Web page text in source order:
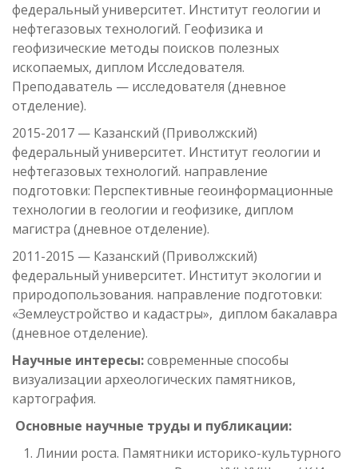
федеральный университет. Институт геологии и
нефтегазовых технологий. Геофизика и
геофизические методы поисков полезных
ископаемых, диплом Исследователя.
Преподаватель — исследователя (дневное
отделение).
2015-2017 — Казанский (Приволжский)
федеральный университет. Институт геологии и
нефтегазовых технологий. направление
подготовки: Перспективные геоинформационные
технологии в геологии и геофизике, диплом
магистра (дневное отделение).
2011-2015 — Казанский (Приволжский)
федеральный университет. Институт экологии и
природопользования. направление подготовки:
«Землеустройство и кадастры», диплом бакалавра
(дневное отделение).
Научные интересы:современные способы
визуализации археологических памятников,
картография.
Основные научные труды и публикации:
Линии роста. Памятники историко-культурного